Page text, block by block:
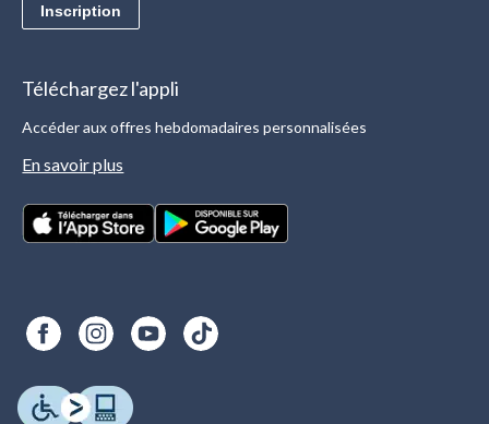
Inscription
Téléchargez l'appli
Accéder aux offres hebdomadaires personnalisées
En savoir plus